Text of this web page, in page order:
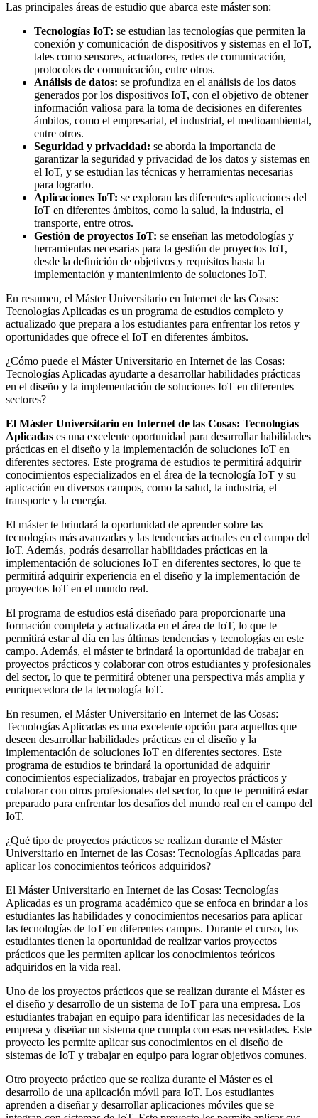
Las principales áreas de estudio que abarca este máster son:
Tecnologías IoT: se estudian las tecnologías que permiten la
conexión y comunicación de dispositivos y sistemas en el IoT,
tales como sensores, actuadores, redes de comunicación,
protocolos de comunicación, entre otros.
Análisis de datos: se profundiza en el análisis de los datos
generados por los dispositivos IoT, con el objetivo de obtener
información valiosa para la toma de decisiones en diferentes
ámbitos, como el empresarial, el industrial, el medioambiental,
entre otros.
Seguridad y privacidad: se aborda la importancia de
garantizar la seguridad y privacidad de los datos y sistemas en
el IoT, y se estudian las técnicas y herramientas necesarias
para lograrlo.
Aplicaciones IoT: se exploran las diferentes aplicaciones del
IoT en diferentes ámbitos, como la salud, la industria, el
transporte, entre otros.
Gestión de proyectos IoT: se enseñan las metodologías y
herramientas necesarias para la gestión de proyectos IoT,
desde la definición de objetivos y requisitos hasta la
implementación y mantenimiento de soluciones IoT.
En resumen, el Máster Universitario en Internet de las Cosas:
Tecnologías Aplicadas es un programa de estudios completo y
actualizado que prepara a los estudiantes para enfrentar los retos y
oportunidades que ofrece el IoT en diferentes ámbitos.
¿Cómo puede el Máster Universitario en Internet de las Cosas:
Tecnologías Aplicadas ayudarte a desarrollar habilidades prácticas
en el diseño y la implementación de soluciones IoT en diferentes
sectores?
El Máster Universitario en Internet de las Cosas: Tecnologías
Aplicadas es una excelente oportunidad para desarrollar habilidades
prácticas en el diseño y la implementación de soluciones IoT en
diferentes sectores. Este programa de estudios te permitirá adquirir
conocimientos especializados en el área de la tecnología IoT y su
aplicación en diversos campos, como la salud, la industria, el
transporte y la energía.
El máster te brindará la oportunidad de aprender sobre las
tecnologías más avanzadas y las tendencias actuales en el campo del
IoT. Además, podrás desarrollar habilidades prácticas en la
implementación de soluciones IoT en diferentes sectores, lo que te
permitirá adquirir experiencia en el diseño y la implementación de
proyectos IoT en el mundo real.
El programa de estudios está diseñado para proporcionarte una
formación completa y actualizada en el área de IoT, lo que te
permitirá estar al día en las últimas tendencias y tecnologías en este
campo. Además, el máster te brindará la oportunidad de trabajar en
proyectos prácticos y colaborar con otros estudiantes y profesionales
del sector, lo que te permitirá obtener una perspectiva más amplia y
enriquecedora de la tecnología IoT.
En resumen, el Máster Universitario en Internet de las Cosas:
Tecnologías Aplicadas es una excelente opción para aquellos que
deseen desarrollar habilidades prácticas en el diseño y la
implementación de soluciones IoT en diferentes sectores. Este
programa de estudios te brindará la oportunidad de adquirir
conocimientos especializados, trabajar en proyectos prácticos y
colaborar con otros profesionales del sector, lo que te permitirá estar
preparado para enfrentar los desafíos del mundo real en el campo del
IoT.
¿Qué tipo de proyectos prácticos se realizan durante el Máster
Universitario en Internet de las Cosas: Tecnologías Aplicadas para
aplicar los conocimientos teóricos adquiridos?
El Máster Universitario en Internet de las Cosas: Tecnologías
Aplicadas es un programa académico que se enfoca en brindar a los
estudiantes las habilidades y conocimientos necesarios para aplicar
las tecnologías de IoT en diferentes campos. Durante el curso, los
estudiantes tienen la oportunidad de realizar varios proyectos
prácticos que les permiten aplicar los conocimientos teóricos
adquiridos en la vida real.
Uno de los proyectos prácticos que se realizan durante el Máster es
el diseño y desarrollo de un sistema de IoT para una empresa. Los
estudiantes trabajan en equipo para identificar las necesidades de la
empresa y diseñar un sistema que cumpla con esas necesidades. Este
proyecto les permite aplicar sus conocimientos en el diseño de
sistemas de IoT y trabajar en equipo para lograr objetivos comunes.
Otro proyecto práctico que se realiza durante el Máster es el
desarrollo de una aplicación móvil para IoT. Los estudiantes
aprenden a diseñar y desarrollar aplicaciones móviles que se